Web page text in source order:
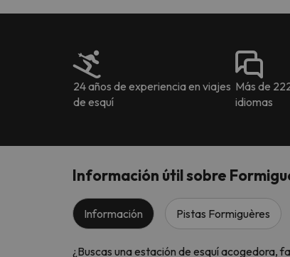
24 años de experiencia en viajes
de esquí
Más de
idiomas
Información útil sobre
Información Pistas Formiguères
¿Buscas una estación de esquí acogedora,